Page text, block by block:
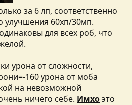
за 6 лп, соответственно
улучшения 60хп/30мп.
для всех роб, что
урона от сложности,
160 урона от моба
на невозможной
ничего себе. Имхоэто